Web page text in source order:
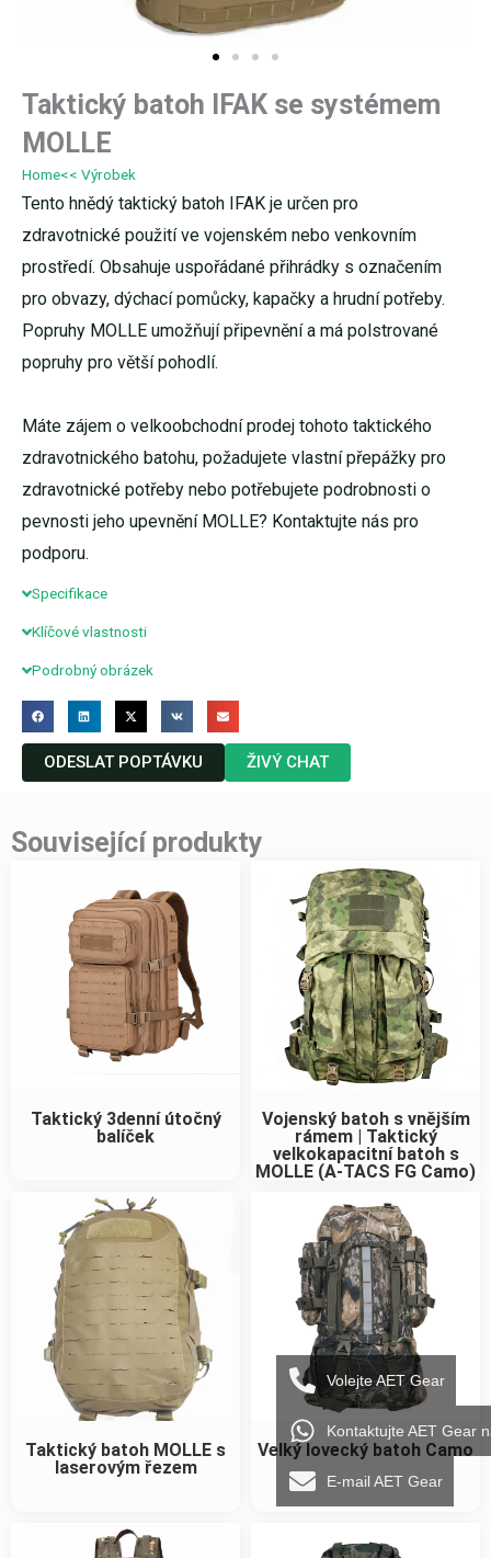
Taktický batoh IFAK se systémem
MOLLE
Home<< Výrobek
Tento hnědý taktický batoh IFAK je určen pro
zdravotnické použití ve vojenském nebo venkovním
prostředí. Obsahuje uspořádané přihrádky s označením
pro obvazy, dýchací pomůcky, kapačky a hrudní potřeby.
Popruhy MOLLE umožňují připevnění a má polstrované
popruhy pro větší pohodlí.
Máte zájem o velkoobchodní prodej tohoto taktického
zdravotnického batohu, požadujete vlastní přepážky pro
zdravotnické potřeby nebo potřebujete podrobnosti o
pevnosti jeho upevnění MOLLE? Kontaktujte nás pro
podporu.
Specifikace
Klíčové vlastnosti
Podrobný obrázek
ODESLAT POPTÁVKU ŽIVÝ CHAT
Související produkty
Taktický 3denní útočný
balíček
Vojenský batoh s vnějším
rámem | Taktický
velkokapacitní batoh s
MOLLE (A-TACS FG Camo)
Taktický batoh MOLLE s
laserovým řezem
Velký lovecký batoh Camo
Volejte AET Gear
Kontaktujte AET Gear
E-mail AET Gear